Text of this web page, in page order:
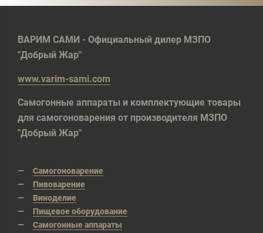
ВАРИМ САМИ - Официальный дилер МЗПО
"Добрый Жар"
www.varim-sami.com
Самогонные аппараты и комплектующие товары
для самогоноварения от производителя МЗПО
"Добрый Жар"
Самогоноварение
Пивоварение
Виноделие
Пищевое оборудование
Самогонные аппараты